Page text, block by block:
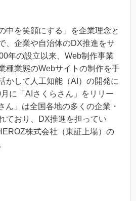
中を笑顔にする」を企業理念と
、企業や自治体のDX推進をサ
年の設立以来、Web制作事業
種業態のWebサイトの制作を手
かして人工知能（AI）の開発に
に「AIさくらさん」をリリー
ん」は全国各地の多くの企業・
ており、DX推進を担ってい
株式会社（東証上場）の